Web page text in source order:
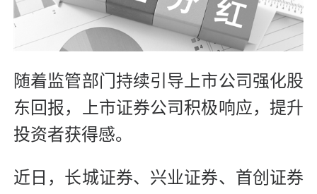
随着监管部门持续引导上市公司强化股
东回报，上市证券公司积极响应，提升
投资者获得感。
近日，长城证券、兴业证券、首创证券